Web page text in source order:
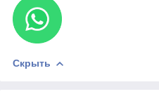
Скрыть